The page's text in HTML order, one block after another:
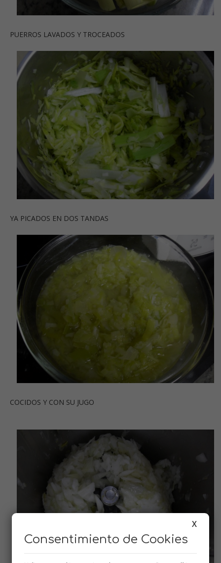
PUERROS LAVADOS Y TROCEADOS
YA PICADOS EN DOS TANDAS
COCIDOS Y CON SU JUGO
X
Consentimiento de Cookies